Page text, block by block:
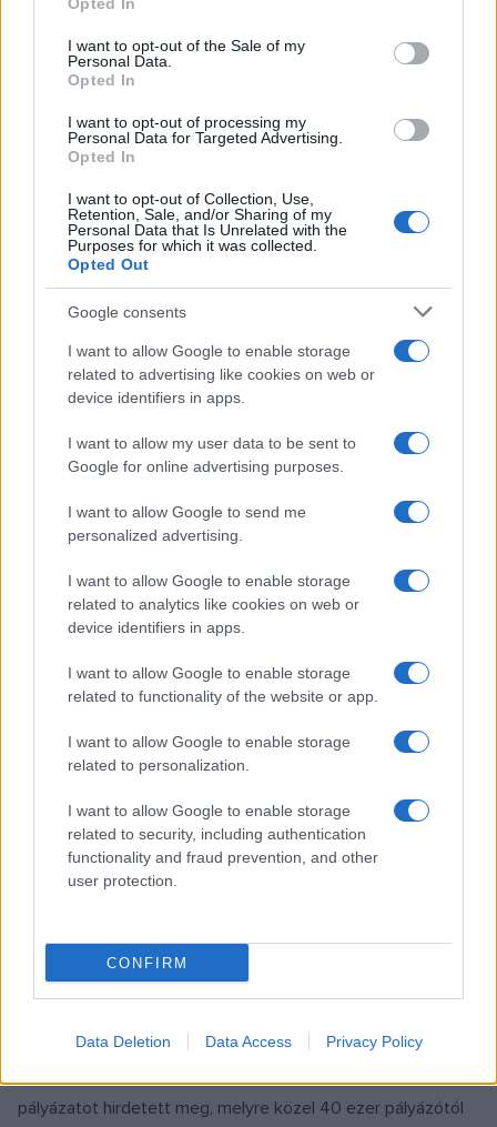
use your data for below specified purposes in below Google
consent section.
I want to opt-out of the Sale of my
Personal Data.
Opted In
I want to opt-out of processing my
Personal Data for Targeted Advertising.
Opted In
I want to opt-out of Collection, Use,
Retention, Sale, and/or Sharing of my
Personal Data that Is Unrelated with the
Purposes for which it was collected.
Opted Out
Google consents
I want to allow Google to enable storage
related to advertising like cookies on web or
device identifiers in apps.
I want to allow my user data to be sent to
Google for online advertising purposes.
I want to allow Google to send me
personalized advertising.
I want to allow Google to enable storage
related to analytics like cookies on web or
device identifiers in apps.
I want to allow Google to enable storage
related to functionality of the website or app.
I want to allow Google to enable storage
related to personalization.
I want to allow Google to enable storage
related to security, including authentication
functionality and fraud prevention, and other
user protection.
CONFIRM
Data Deletion Data Access Privacy Policy
A szeptember 23. és október 17. között zajló ünnepi
fesztiválon az NKA valamennyi kollégiuma önálló
programmal ünnepel, amelyek Budapest mellett az ország
különböző kis- és nagyvárosaiban valósulnak meg, de több
programsorozat – mely a Családok évéhez szintén
kapcsolódik – célja, hogy minél szélesebb körben
bemutassa az NKA tevékenységét és eredményeit,
alkotások, művek születhettek és születnek ma is.
Kamarazenekar a Pesti Vigadóban ad koncertet, a Puskin
mozi pedig a huszonöt filmet felvonultató 5x5 fesztiválnak
ad otthont. Háromórás show keretében az elmúlt huszonöt
év slágereit idézi fel a Papp László Budapest Sportarénában
huszonöt fellépő: többek között Nagy Feró, Péterfy Bori és
a The Biebers. A Millenárison egész napos Táncparkot
tartanak, Kecskeméten pedig ötnapos bábfesztivállal várják
a közönséget. A Petőfi Irodalmi Múzeum25 a négyzeten
címmel meghirdetett zenés irodalmi estnek ad otthont.
Kaposváron az elmúlt huszonöt év fotóművészeti értékeiből
nyílik kiállítás, az Aggteleki Nemzeti Parkban minifesztivált
tartanak barlangtúrával és interaktív minielőadásokkal. A
fesztivált „közös születésnap”, azaz a 25. évüket ebben az
Bazárban.
Az elmúlt negyedszázad során az NKA több mint 2200
pályázatot hirdetett meg, melyre közel 40 ezer pályázótól